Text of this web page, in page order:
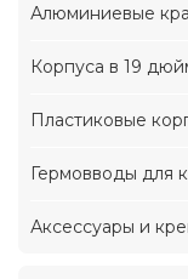
Алюминиевые
Корпуса в 19
Пластиковые
Гермовводы для
Аксессуары и